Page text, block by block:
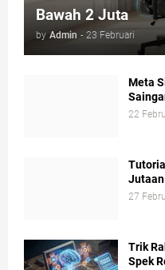
Bawah 2 Juta
by Admin - 23 Februari
Meta
22
Jutaan
27
Trik
Spek